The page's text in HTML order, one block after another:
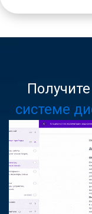
системе